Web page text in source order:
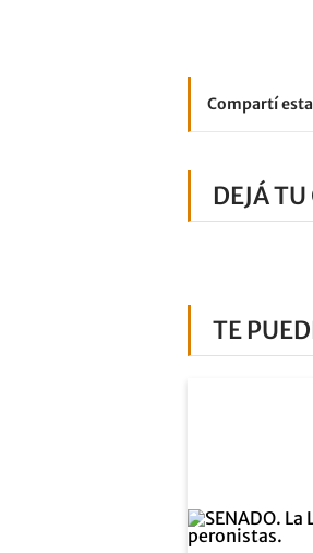
Compartí
DEJÁ
TE